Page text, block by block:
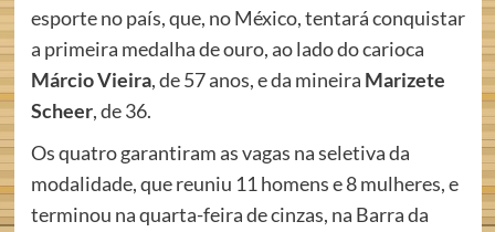
esporte no país, que, no México, tentará conquistar
a primeira medalha de ouro, ao lado do carioca
Márcio Vieira, de 57 anos, e da mineira Marizete
Scheer, de 36.
Os quatro garantiram as vagas na seletiva da
modalidade, que reuniu 11 homens e 8 mulheres, e
terminou na quarta-feira de cinzas, na Barra da